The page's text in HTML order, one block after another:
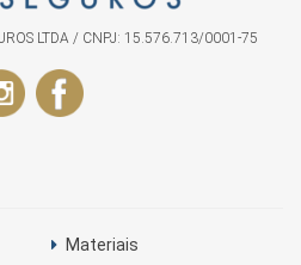
LTDA / CNPJ: 15.576.713/0001-75
Materiais